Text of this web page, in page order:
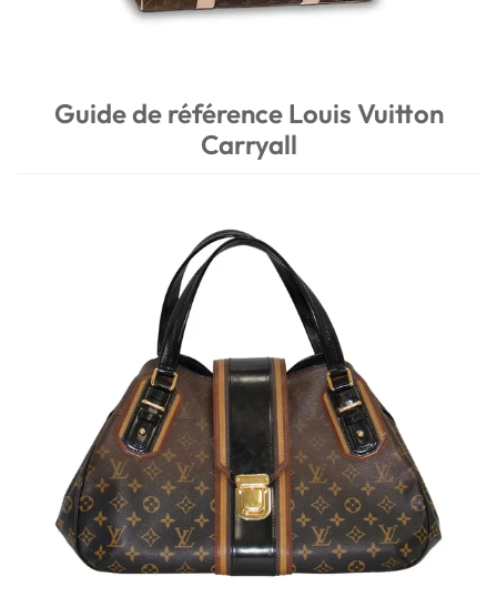
Guide de référence Louis Vuitton
Carryall